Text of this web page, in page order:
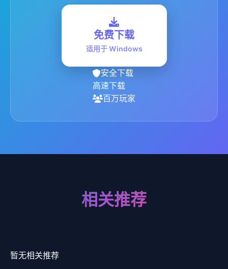
免费下载
适用于 Windows
安全下载
高速下载
百万玩家
相关推荐
暂无相关推荐